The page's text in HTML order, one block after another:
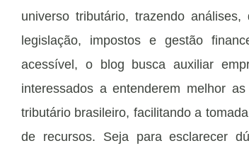
universo tributário, trazendo
legislação, impostos e gestão
acessível, o blog busca auxiliar
interessados a entenderem melhor
tributário brasileiro, facilitando a
de recursos. Seja para esclarecer